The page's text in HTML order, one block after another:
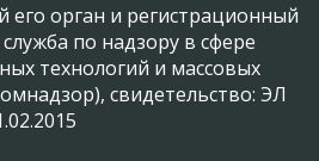
его орган и регистрационный
по надзору в сфере
технологий и массовых
свидетельство: ЭЛ